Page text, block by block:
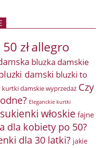
złallegro
bluzka damskie
damski bluzki to
kurtki damskie wyprzedaż Czy
Eleganckie kurtki
włoskie fajne
dla kobiety po 50?
dla 30 latki? jakie